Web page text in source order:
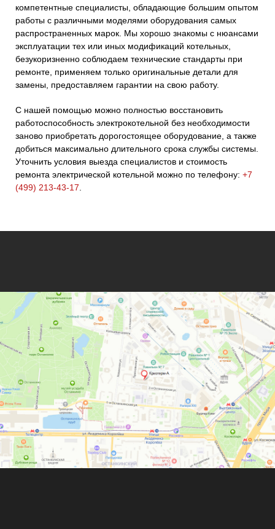
компетентные специалисты, обладающие большим опытом
работы с различными моделями оборудования самых
распространенных марок. Мы хорошо знакомы с нюансами
эксплуатации тех или иных модификаций котельных,
безукоризненно соблюдаем технические стандарты при
ремонте, применяем только оригинальные детали для
замены, предоставляем гарантии на свою работу.
С нашей помощью можно полностью восстановить
работоспособность электрокотельной без необходимости
заново приобретать дорогостоящее оборудование, а также
добиться максимально длительного срока службы системы.
Уточнить условия выезда специалистов и стоимость
ремонта электрической котельной можно по телефону: +7
(499) 213-43-17